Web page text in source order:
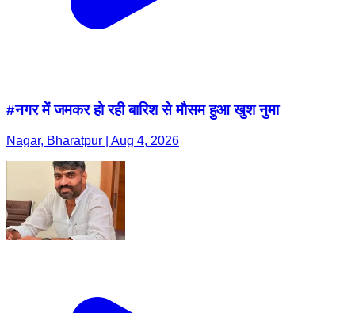
#नगर में जमकर हो रही बारिश से मौसम हुआ खुश नुमा
Nagar, Bharatpur | Aug 4, 2026